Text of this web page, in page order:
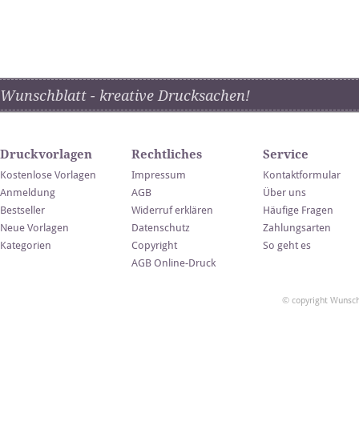
Wunschblatt - kreative Drucksachen!
Druckvorlagen
Kostenlose Vorlagen
Anmeldung
Bestseller
Neue Vorlagen
Kategorien
Rechtliches
Impressum
AGB
Widerruf erklären
Datenschutz
Copyright
AGB Online-Druck
Service
Kontaktformular
Über uns
Häufige Fragen
Zahlungsarten
So geht es
© copyright